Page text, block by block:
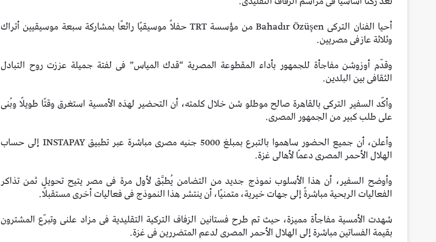
أحيا الفنان التركى Bahadır Özüşen من مؤسسة TRT حفلاً موسيقيًا رائعًا بمشاركة سبعة موسيقيين أتراك
وثلاثة عازفى مصريين.
وقدّم أوزوشن مفاجأة للجمهور بأداء المقطوعة المصرية “قدك المياس” فى لفتة جميلة عززت روح التبادل
الثقافى بين البلدين.
وأكّد السفير التركى بالقاهرة صالح موطلو شن خلال كلمته، أن التحضير لهذه الأمسية استغرق وقتًا طويلًا وبُنى
على طلب كبير من الجمهور المصرى.
وأعلن، أن جميع الحضور ساهموا بالتبرع بمبلغ 5000 جنيه مصرى مباشرة عبر تطبيق INSTAPAY إلى حساب
الهلال الأحمر المصرى دعمًا لأهالى غزة.
وأوضح السفير، أن هذا الأسلوب نموذج جديد من التضامن يُطبَّق لأول مرة فى مصر يتيح تحويل ثمن تذاكر
الفعاليات الربحية مباشرةً إلى جهات خيرية، متمنيًا، أن ينتشر هذا النموذج فى فعاليات أخرى مستقبلًا.
شهدت الأمسية مفاجأة مميزة، حيث تم طرح فستانين الزفاف التركية التقليدية فى مزاد علنى وتبرّع المشترون
بقيمة الفساتين مباشرة إلى الهلال الأحمر المصرى لدعم المتضررين فى غزة.